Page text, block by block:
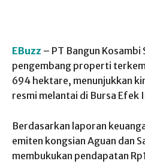
EBuzz – PT Bangun Kosambi
pengembang properti
694 hektare, menunjukkan
resmi melantai di Bursa Efek
Berdasarkan laporan
emiten kongsian Aguan dan
membukukan pendapatan